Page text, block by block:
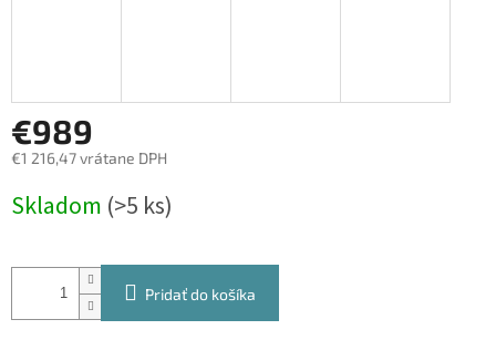
€989
€1 216,47 vrátane DPH
cena:
Skladom (>5 ks)
Pridať do košíka